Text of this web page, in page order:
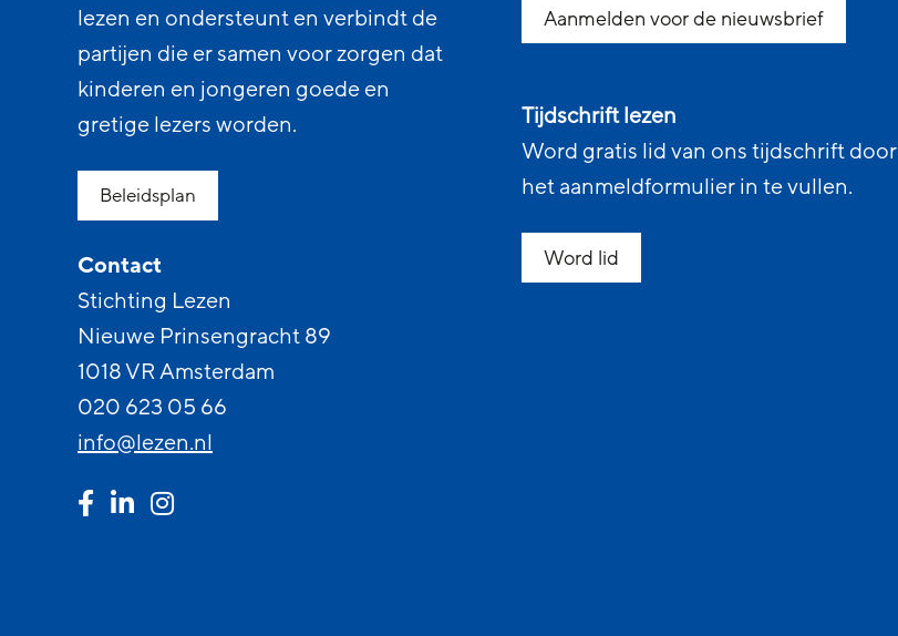
lezen en ondersteunt en verbindt de
partijen die er samen voor zorgen dat
kinderen en jongeren goede en
gretige lezers worden.
Beleidsplan
Contact
Stichting Lezen
Nieuwe Prinsengracht 89
1018 VR Amsterdam
020 623 05 66
info@lezen.nl
Aanmelden voor de nieuwsbrief
Tijdschrift lezen
Word gratis lid van ons tijdschrift door
het aanmeldformulier in te vullen.
Word lid